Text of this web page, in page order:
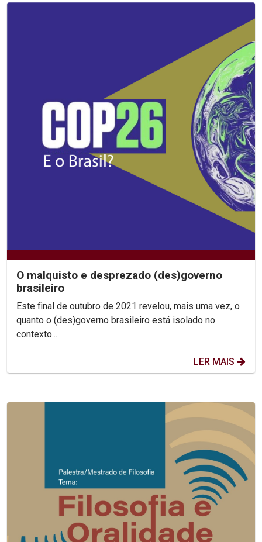
O malquisto e desprezado (des)governo
brasileiro
Este final de outubro de 2021 revelou, mais uma vez, o
quanto o (des)governo brasileiro está isolado no
contexto...
LER MAIS